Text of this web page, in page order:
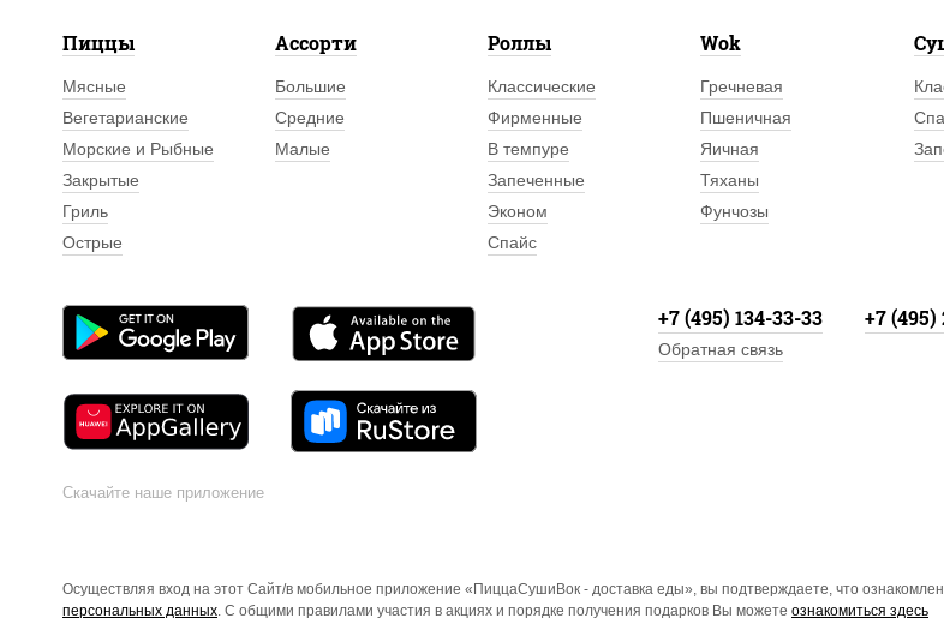
Пиццы
Мясные
Вегетарианские
Морские и Рыбные
Закрытые
Гриль
Острые
Ассорти
Большие
Средние
Малые
Роллы
Классические
Фирменные
В темпуре
Запеченные
Эконом
Спайс
Wok
Гречневая
Пшеничная
Яичная
Тяханы
Фунчозы
Скачайте наше приложение
+7 (495) 134-33-33 +7 (495)
Обратная связь
Осуществляя вход на этот Сайт/в мобильное приложение «ПиццаСушиВок - доставка еды», вы подтверждаете, что
персональных данных. С общими правилами участия в акциях и порядке получения подарков Вы можете ознакомиться здесь